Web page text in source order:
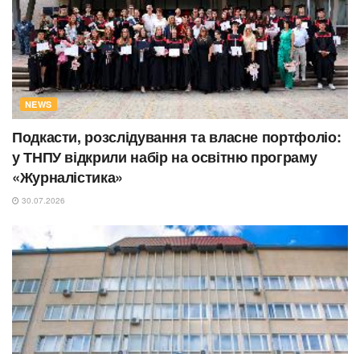
NEWS
Подкасти, розслідування та власне портфоліо:
у ТНПУ відкрили набір на освітню програму
«Журналістика»
30.07.2026